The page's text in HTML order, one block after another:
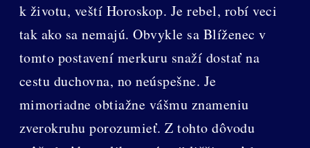
k životu, veští Horoskop. Je rebel, robí veci
tak ako sa nemajú. Obvykle sa Blíženec v
tomto postavení merkuru snaží dostať na
cestu duchovna, no neúspešne. Je
mimoriadne obtiažne vášmu znameniu
zverokruhu porozumieť. Z tohto dôvodu